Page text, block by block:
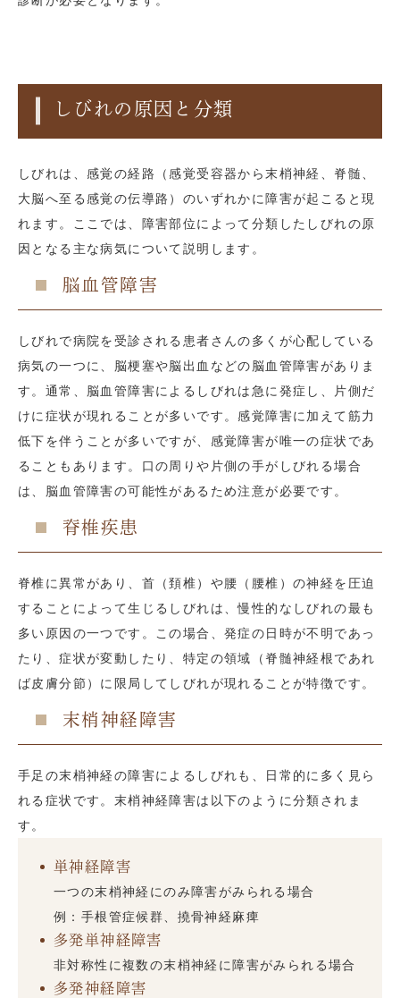
しびれの原因と分類
しびれは、感覚の経路（感覚受容器から末梢神経、脊髄、
大脳へ至る感覚の伝導路）のいずれかに障害が起こると現
れます。ここでは、障害部位によって分類したしびれの原
因となる主な病気について説明します。
脳血管障害
しびれで病院を受診される患者さんの多くが心配している
病気の一つに、脳梗塞や脳出血などの脳血管障害がありま
す。通常、脳血管障害によるしびれは急に発症し、片側だ
けに症状が現れることが多いです。感覚障害に加えて筋力
低下を伴うことが多いですが、感覚障害が唯一の症状であ
ることもあります。口の周りや片側の手がしびれる場合
は、脳血管障害の可能性があるため注意が必要です。
脊椎疾患
脊椎に異常があり、首（頚椎）や腰（腰椎）の神経を圧迫
することによって生じるしびれは、慢性的なしびれの最も
多い原因の一つです。この場合、発症の日時が不明であっ
たり、症状が変動したり、特定の領域（脊髄神経根であれ
ば皮膚分節）に限局してしびれが現れることが特徴です。
末梢神経障害
手足の末梢神経の障害によるしびれも、日常的に多く見ら
れる症状です。末梢神経障害は以下のように分類されま
す。
単神経障害
一つの末梢神経にのみ障害がみられる場合
例：手根管症候群、撓骨神経麻痺
多発単神経障害
非対称性に複数の末梢神経に障害がみられる場合
多発神経障害